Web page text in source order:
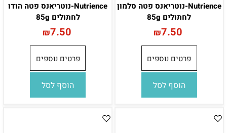
Nutrience-נוטריאנס פטה סלמון
לחתולים 85g
₪7.50
פרטים נוספים
הוסף לסל
Nutrience-נוטריאנס פטה הודו
לחתולים 85g
₪7.50
פרטים נוספים
הוסף לסל